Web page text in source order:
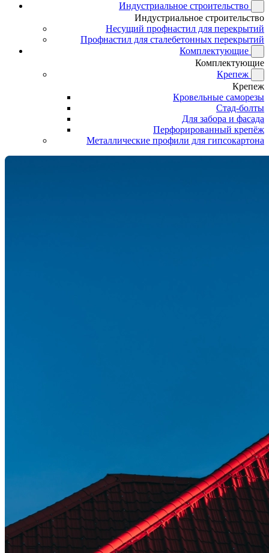
Индустриальное строительство
Индустриальное строительство
Несущий профнастил для перекрытий
Профнастил для сталебетонных перекрытий
Комплектующие
Комплектующие
Крепеж
Крепеж
Кровельные саморезы
Стад-болты
Для забора и фасада
Перфорированный крепёж
Металлические профили для гипсокартона